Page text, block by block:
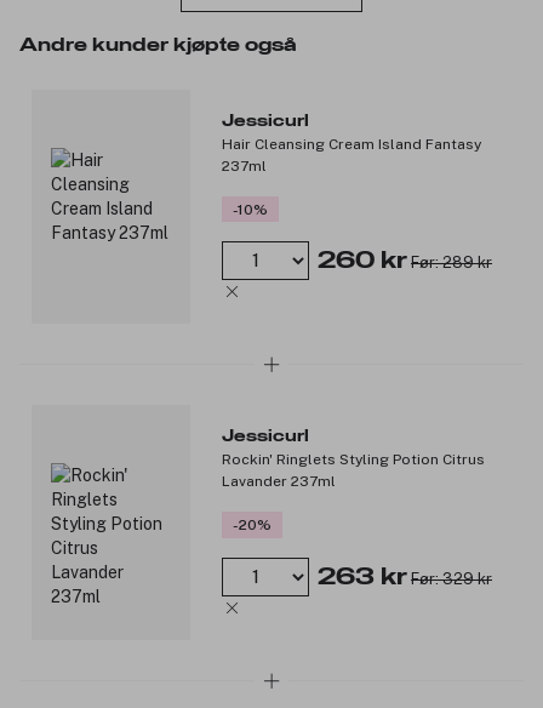
Andre kunder kjøpte også
Jessicurl
Hair Cleansing Cream Island Fantasy
237ml
-10%
260 kr Før: 289 kr
Jessicurl
Rockin' Ringlets Styling Potion Citrus
Lavander 237ml
-20%
263 kr Før: 329 kr